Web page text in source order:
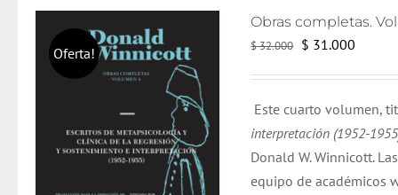
Oferta! $32.000 El
era:
$ 32.000.
$ 31.000
es:
$
Este cuarto volumen,
interpretación (1952-
Donald W. Winnicott.
equipo de académicos